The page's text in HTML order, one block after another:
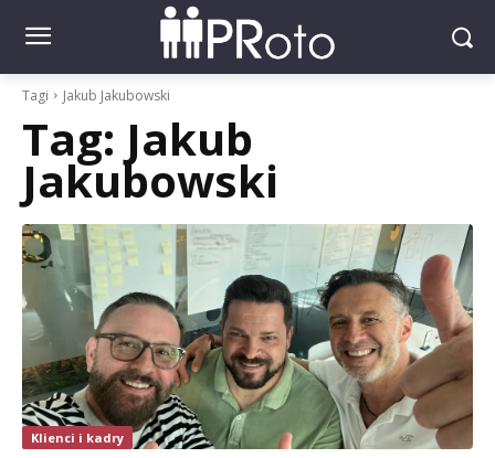
Tagi Jakub Jakubowski
Tag: Jakub
Jakubowski
Klienci i kadry